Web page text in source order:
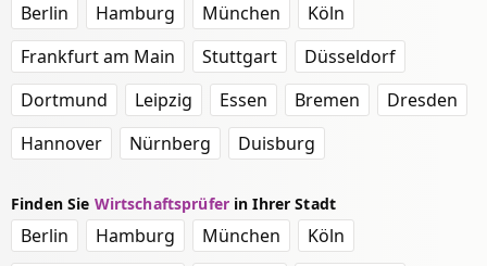
Berlin Hamburg München
Köln
Frankfurt am Main
Stuttgart
Düsseldorf
Dortmund
Leipzig Essen Bremen
Dresden
Hannover
Nürnberg Duisburg
Finden Sie Wirtschaftsprüferin Ihrer Stadt
Berlin Hamburg München
Köln